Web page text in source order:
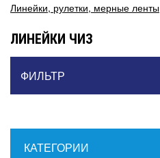
Линейки, рулетки, мерные ленты
ЛИНЕЙКИ ЧИЗ
ФИЛЬТР
КАТЕГОРИИ